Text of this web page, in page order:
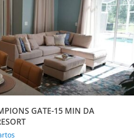
GATE-15 MIN DA